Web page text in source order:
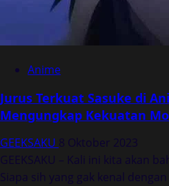
Anime
Jurus Terkuat Sasuke di
Mengungkap Kekuatan
GEEKSAKU 8 Oktober 2023
GEEKSAKU – Kali ini kita akan
Siapa sih yang gak kenal dengan